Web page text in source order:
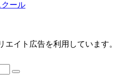
ール
イト広告を利用しています。